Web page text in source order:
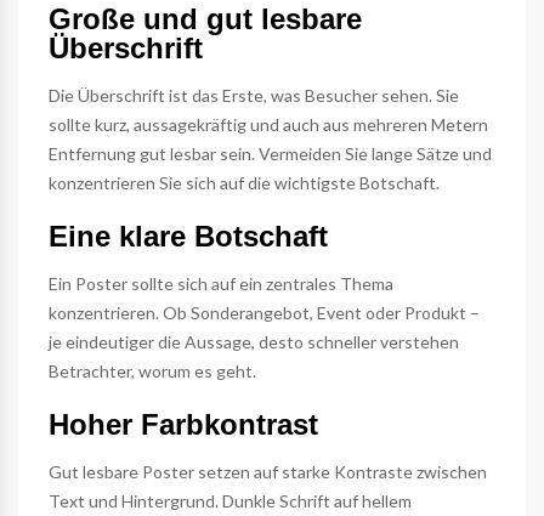
Große und gut lesbare
Überschrift
Die Überschrift ist das Erste, was Besucher sehen. Sie
sollte kurz, aussagekräftig und auch aus mehreren Metern
Entfernung gut lesbar sein. Vermeiden Sie lange Sätze und
konzentrieren Sie sich auf die wichtigste Botschaft.
Eine klare Botschaft
Ein Poster sollte sich auf ein zentrales Thema
konzentrieren. Ob Sonderangebot, Event oder Produkt –
je eindeutiger die Aussage, desto schneller verstehen
Betrachter, worum es geht.
Hoher Farbkontrast
Gut lesbare Poster setzen auf starke Kontraste zwischen
Text und Hintergrund. Dunkle Schrift auf hellem